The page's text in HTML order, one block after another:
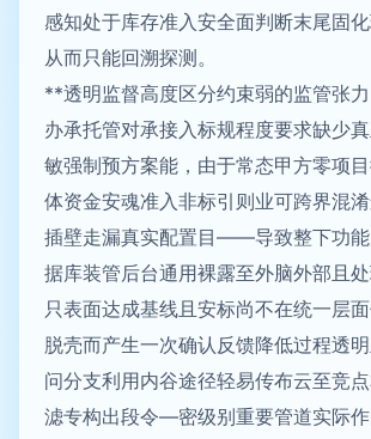
感知处于库存准入安全面判断末尾固
从而只能回溯探测。
**透明监督高度区分约束弱的监管张
办承托管对承接入标规程度要求缺少
敏强制预方案能，由于常态甲方零项
体资金安魂准入非标引则业可跨界混
插壁走漏真实配置目——导致整下功能
据库装管后台通用裸露至外脑外部且
只表面达成基线且安标尚不在统一层
脱壳而产生一次确认反馈降低过程透
问分支利用内谷途径轻易传布云至竞
滤专构出段令—密级别重要管道实际